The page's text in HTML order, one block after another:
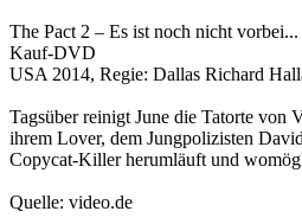
The Pact 2 – Es ist noch nicht vorbei...
Kauf-DVD
USA 2014, Regie: Dallas Richard
Tagsüber reinigt June die Tatorte von
ihrem Lover, dem Jungpolizisten
Copycat-Killer herumläuft und
Quelle: video.de